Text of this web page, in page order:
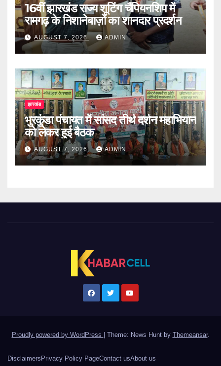
16वीं झारखंड राज्य शूटिंग चैंपियनशिप में
रामगढ़ के निशानेबाज़ों का शानदार प्रदर्शन
AUGUST 7, 2026 ADMIN
झारखंड
भुरकुंडा पंचायत में सांसद तीर्थ दर्शन महाभियान
को लेकर हुई बैठक
AUGUST 7, 2026 ADMIN
Proudly powered by WordPress | Theme: News Hunt by Themeansar.
Disclaimers Privacy Policy PageContact usAbout us